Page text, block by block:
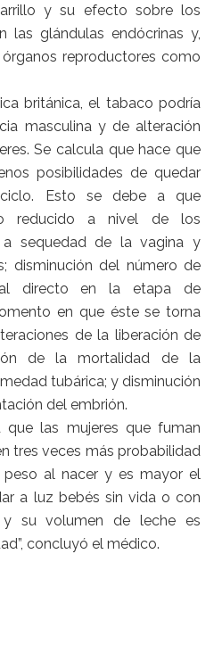
y su efecto sobre los
las glándulas endócrinas y,
reproductores como
británica, el tabaco podría
masculina y de alteración
Se calcula que hace que
posibilidades de quedar
Esto se debe a que
reducido a nivel de los
a sequedad de la vagina y
disminución del número de
directo en la etapa de
en que éste se torna
de la liberación de
de la mortalidad de la
tubárica; y disminución
del embrión.
que las mujeres que fuman
tres veces más probabilidad
al nacer y es mayor el
a luz bebés sin vida o con
y su volumen de leche es
concluyó el médico.